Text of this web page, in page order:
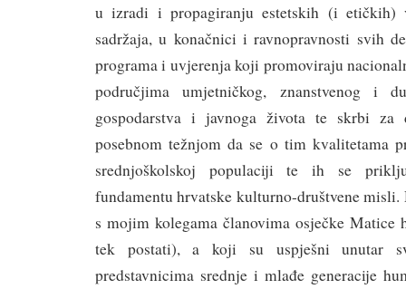
u izradi i propagiranju estetskih (i etičkih)
sadržaja, u konačnici i ravnopravnosti svih
programa i uvjerenja koji promoviraju
područjima umjetničkog, znanstvenog i
gospodarstva i javnoga života te skrbi za
posebnom težnjom da se o tim kvalitetama
srednjoškolskoj populaciji te ih se
fundamentu hrvatske kulturno-društvene
s mojim kolegama članovima osječke
tek postati), a koji su uspješni unutar
predstavnicima srednje i mlađe generacije